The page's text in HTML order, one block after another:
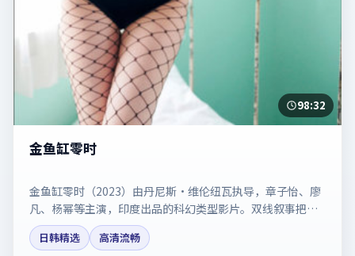
98:32
金鱼缸零时
金鱼缸零时（2023）由丹尼斯·维伦纽瓦执导，章子怡、廖
凡、杨幂等主演，印度出品的科幻类型影片。双线叙事把悬
念保持到最后一刻。剧情简介与主创信息可供检索参考，上
映日期以片方资料为准。
日韩精选
高清流畅